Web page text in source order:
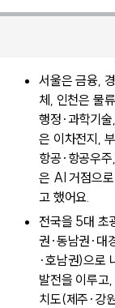
서울은 금융,
체, 인천은 물
행정·과학기
은 이차전지,
항공·항공우
은 AI 거점으
고 했어요.
전국을 5대 초
권·동남권·대
·호남권)으로
발전을 이루고
치도(제주·강